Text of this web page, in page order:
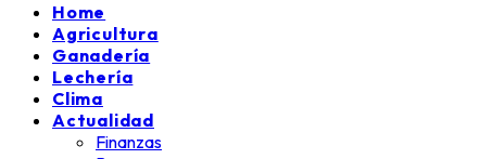
Home
Agricultura
Ganadería
Lechería
Clima
Actualidad
Finanzas